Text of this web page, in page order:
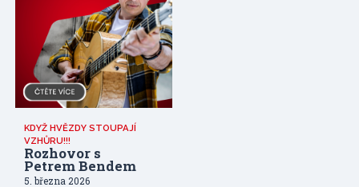
KDYŽ HVĚZDY STOUPAJÍ
VZHŮRU!!!
Rozhovor s
Petrem Bendem
5. března 2026